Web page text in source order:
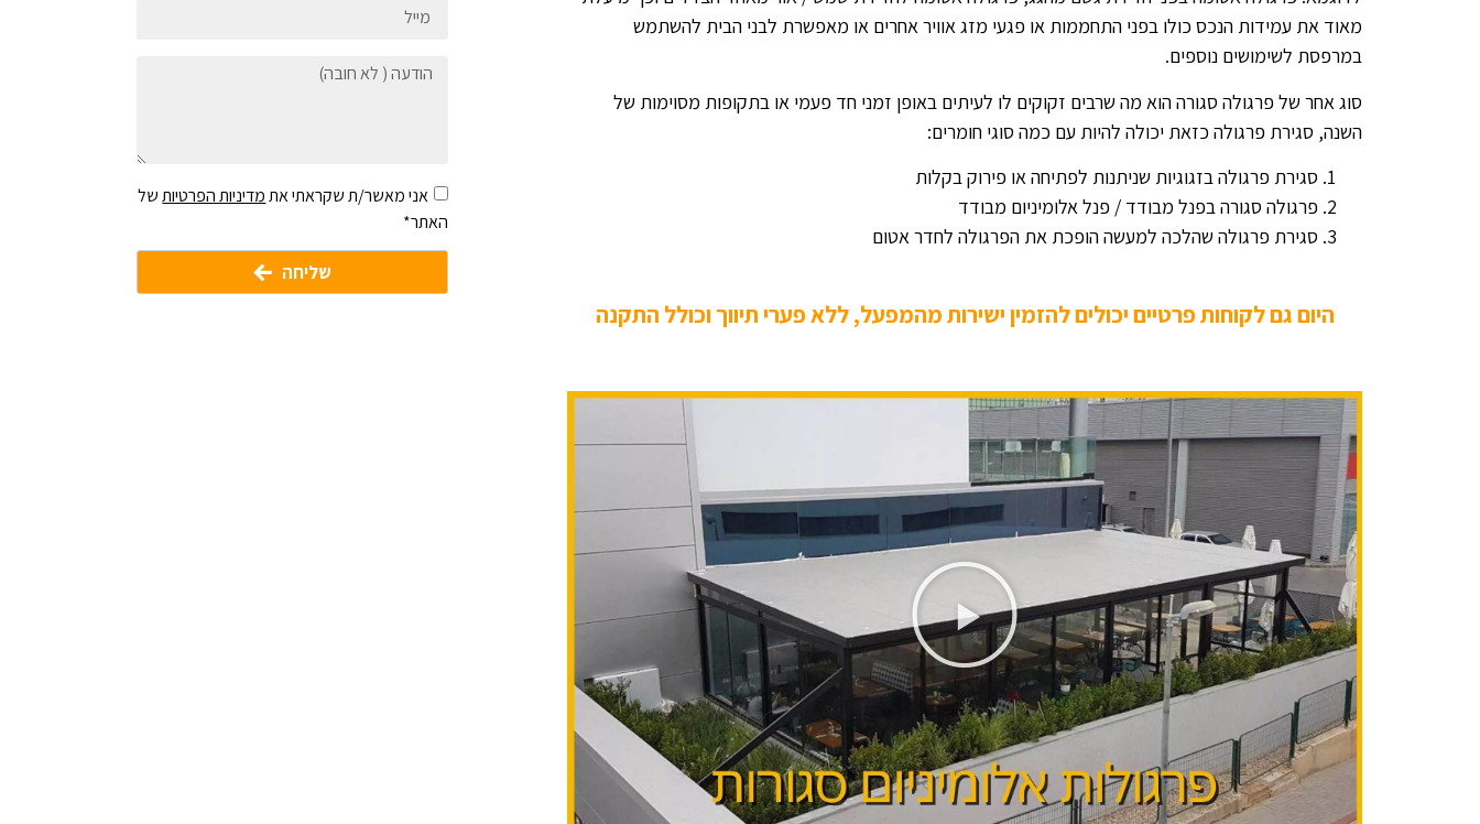
מאוד את עמידות הנכס כולו בפני התחממות או פגעי מזג אוויר אחרים או מאפשרת לבני הבית להשתמש
במרפסת לשימושים נוספים.
סוג אחר של פרגולה סגורה הוא מה שרבים זקוקים לו לעיתים באופן זמני חד פעמי או בתקופות מסוימות של
השנה, סגירת פרגולה כזאת יכולה להיות עם כמה סוגי חומרים:
סגירת פרגולה בזגוגיות שניתנות לפתיחה או פירוק בקלות
פרגולה סגורה בפנל מבודד / פנל אלומיניום מבודד
סגירת פרגולה שהלכה למעשה הופכת את הפרגולה לחדר אטום
היום גם לקוחות פרטיים יכולים להזמין ישירות מהמפעל, ללא פערי תיווך וכולל התקנה
אני מאשר/ת שקראתי אתמדיניות הפרטיותשל
האתר*
שליחה